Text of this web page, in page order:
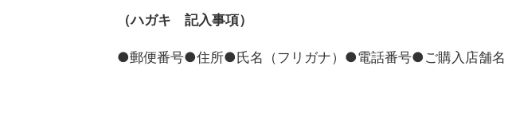
（ハガキ 記入事項）
●郵便番号●住所●氏名（フリガナ）●電話番号●ご購入店舗名